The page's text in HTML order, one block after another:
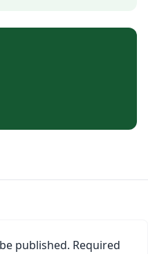
published. Required